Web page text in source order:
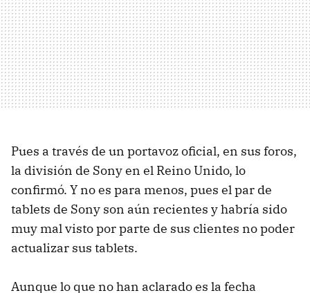
Pues a través de un portavoz oficial, en sus foros,
la división de Sony en el Reino Unido, lo
confirmó. Y no es para menos, pues el par de
tablets de Sony son aún recientes y habría sido
muy mal visto por parte de sus clientes no poder
actualizar sus tablets.
Aunque lo que no han aclarado es la fecha